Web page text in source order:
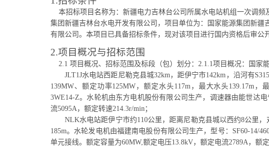
本招标项目名称为：新疆电力吉林台公司所属水电站机组一次调
集团新疆吉林台水电开发有限公司，项目单位为：国家能源集团新
有限公司。本项目已具备招标条件，现对该项目进行国内资格后审公
2.项目概况与招标范围
2.1 项目概况、招标范围及标段（包）划分： 2.1.1项目概况：国家
JLT1J水电站西距尼勒克县城32km，距伊宁市142km，沿河有
139MW、额定功率125MW，额定水头117m，最大水头139.17m
3WE14-Z。水轮机由东方电机股份有限公司生产，调速器由能世达
流5095A，额定转速214.3r/min；
NLK水电站距伊宁市约110公里，距离尼勒克县城以西约8公里
185m。水轮发电机由福建南电股份有限公司生产，型号：SF60-14/
单元接线。额定容量为60MW,额定电压13.8kV，额定电流2789A，额